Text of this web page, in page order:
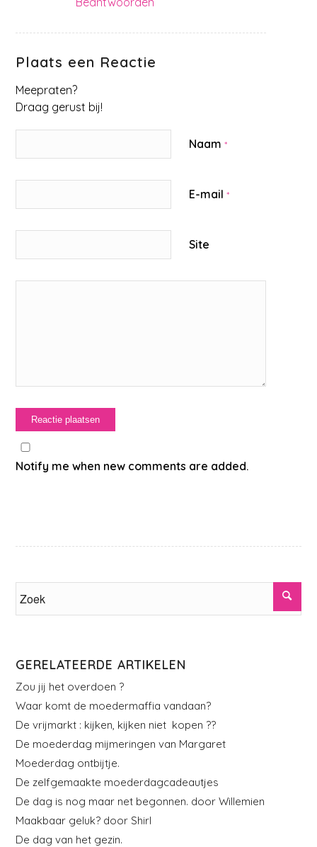
Plaats een Reactie
Meepraten?
Draag gerust bij!
Naam*
E-mail*
Site
Notify me when new comments are added.
GERELATEERDE ARTIKELEN
Zou jij het overdoen ?
Waar komt de moedermaffia vandaan?
De vrijmarkt : kijken, kijken niet kopen ??
De moederdag mijmeringen van Margaret
Moederdag ontbijtje.
De zelfgemaakte moederdagcadeautjes
De dag is nog maar net begonnen. door Willemien
Maakbaar geluk? door Shirl
De dag van het gezin.